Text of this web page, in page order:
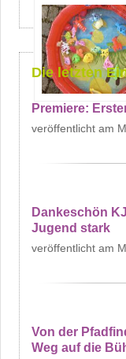
Die letzten
Premiere:
Dankeschön
Jugend stark
Von der
Weg auf die